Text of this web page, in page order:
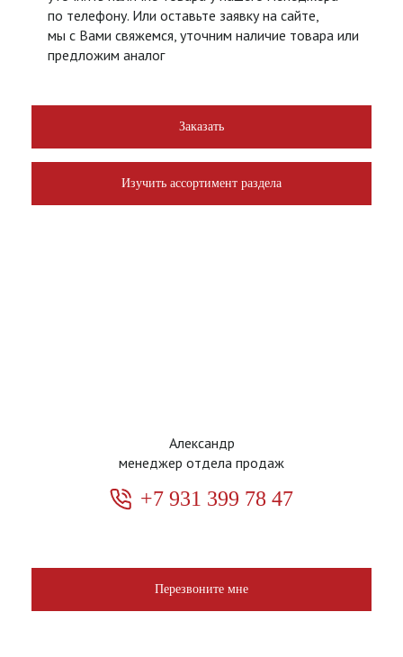
по телефону. Или оставьте заявку на сайте,
мы с Вами свяжемся, уточним наличие товара или
предложим аналог
Заказать
Изучить ассортимент раздела
Александр
менеджер отдела продаж
+7 931 399 78 47
Перезвоните мне